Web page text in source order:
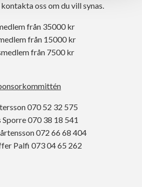
oss om du vill synas.
från 35000 kr
från 15000 kr
från 7500 kr
070 52 32 575
Sporre 070 38 18 541
072 66 68 404
Palfi 073 04 65 262